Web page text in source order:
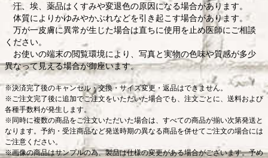
汗、埃、薬品はくすみや変退色の原因になる場合があります。
体質によりかゆみやかぶれなどを引き起こす場合があります。
万が一皮膚に異常が生じた場合は直ちに使用を止め医師にご相談
ください。
お使いの端末の閲覧環境により、写真と実物の色味や質感が多少
異なって見える場合が御座います。
※決済完了後のキャンセル・交換・サイズ変更・返品はできません。
※ご注文完了後に追加でご注文をいただいた場合でも、注文ごとに、送料および
各種手数料が発生します。
※同時に複数の商品をご注文いただいた場合は、すべての商品が揃い次第発送と
なります。予約・受注商品など発送時期の異なる商品を併せてご注文の場合には
ご注意ください。
※画像の商品はサンプルの為、製品は仕様の変更がある場合がございます。予め